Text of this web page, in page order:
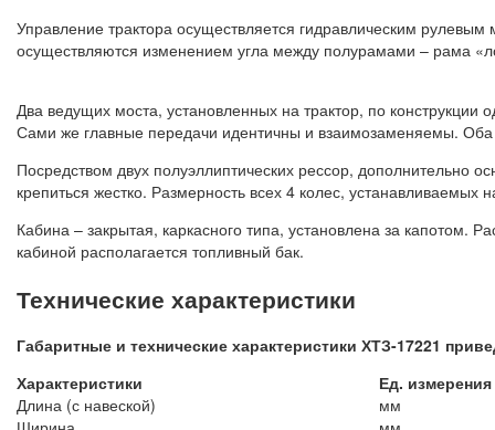
Управление трактора осуществляется гидравлическим
осуществляются изменением угла между полурамами – рама
Два ведущих моста, установленных на трактор, по
Сами же главные передачи идентичны и взаимозаменяемы.
Посредством двух полуэллиптических рессор,
крепиться жестко. Размерность всех 4 колес,
Кабина – закрытая, каркасного типа, установлена за капотом.
кабиной располагается топливный бак.
Технические характеристики
Габаритные и технические характеристики ХТЗ-17221
Характеристики
Ед. измерения
Длина (с навеской)
мм